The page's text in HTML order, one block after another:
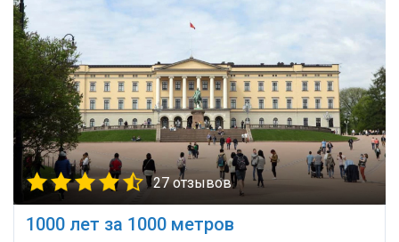
27 отзывов
1000 лет за 1000 метров